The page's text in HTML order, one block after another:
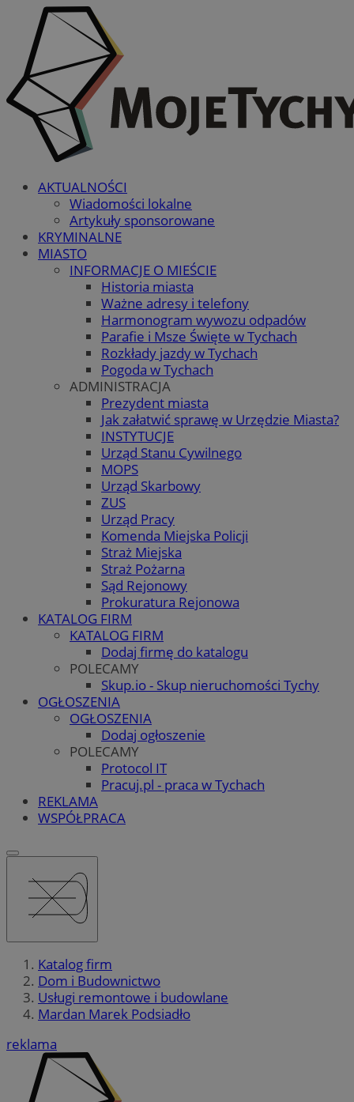
AKTUALNOŚCI
Wiadomości lokalne
Artykuły sponsorowane
KRYMINALNE
MIASTO
INFORMACJE O MIEŚCIE
Historia miasta
Ważne adresy i telefony
Harmonogram wywozu odpadów
Parafie i Msze Święte w Tychach
Rozkłady jazdy w Tychach
Pogoda w Tychach
ADMINISTRACJA
Prezydent miasta
Jak załatwić sprawę w Urzędzie Miasta?
INSTYTUCJE
Urząd Stanu Cywilnego
MOPS
Urząd Skarbowy
ZUS
Urząd Pracy
Komenda Miejska Policji
Straż Miejska
Straż Pożarna
Sąd Rejonowy
Prokuratura Rejonowa
KATALOG FIRM
KATALOG FIRM
Dodaj firmę do katalogu
POLECAMY
Skup.io - Skup nieruchomości Tychy
OGŁOSZENIA
OGŁOSZENIA
Dodaj ogłoszenie
POLECAMY
Protocol IT
Pracuj.pl - praca w Tychach
REKLAMA
WSPÓŁPRACA
Katalog firm
Dom i Budownictwo
Usługi remontowe i budowlane
Mardan Marek Podsiadło
reklama